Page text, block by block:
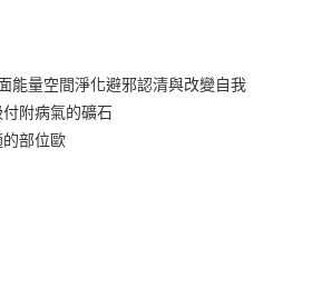
能量空間淨化避邪認清與改變自我
附病氣的礦石
部位歐